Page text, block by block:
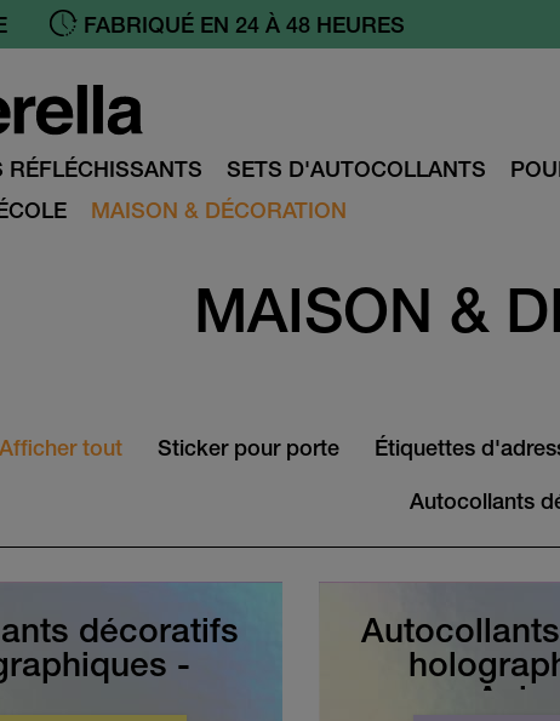
RÉFLÉCHISSANTS SETS D'AUTOCOLLANTS
MAISON & DÉCORATION
LIVRAISON GRATUITE À PARTIR DE 55.- CHF
MAISON &
Afficher tout Sticker pour porte Étiquettes
Autocollants
décoratifs
-